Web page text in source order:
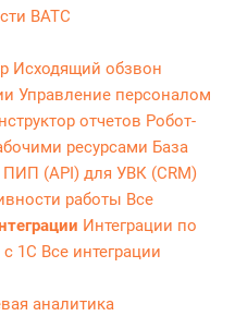
ВАТС
Исходящий обзвон
Управление персоналом
отчетов Робот-
ресурсами База
ПИП (API) для УВК (CRM)
работы Все
Интеграции по
с 1С Все интеграции
аналитика